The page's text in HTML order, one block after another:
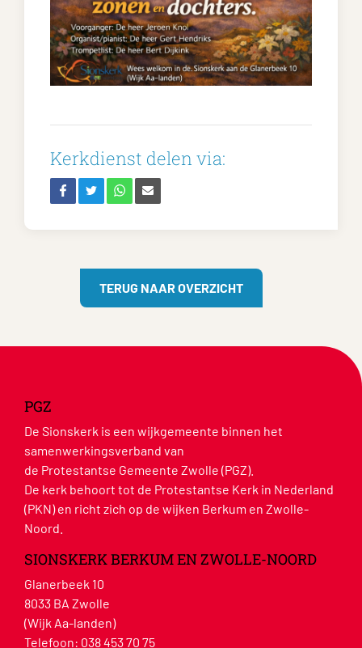
Kerkdienst delen via:
TERUG NAAR OVERZICHT
PGZ
De Sionskerk is een wijkgemeente binnen het
samenwerkingsverband van
de Protestantse Gemeente Zwolle (PGZ).
De kerk behoort tot de Protestantse Kerk in Nederland
(PKN) en richt zich op de wijken Berkum en Zwolle-
Noord.
SIONSKERK BERKUM EN ZWOLLE-NOORD
Glanerbeek 10
8033 BA Zwolle
(Wijk Aa-landen)
Telefoon: 038 453 70 75